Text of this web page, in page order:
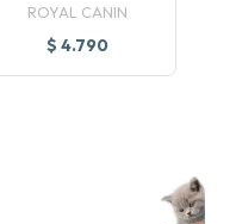
ROYAL CANIN
$ 4.790